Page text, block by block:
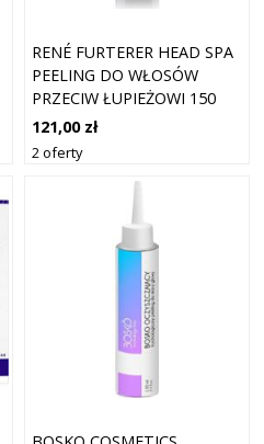
RENÉ FURTERER HEAD SPA
PEELING DO WŁOSÓW
PRZECIW ŁUPIEŻOWI 150
ML
121,00 zł
2 oferty